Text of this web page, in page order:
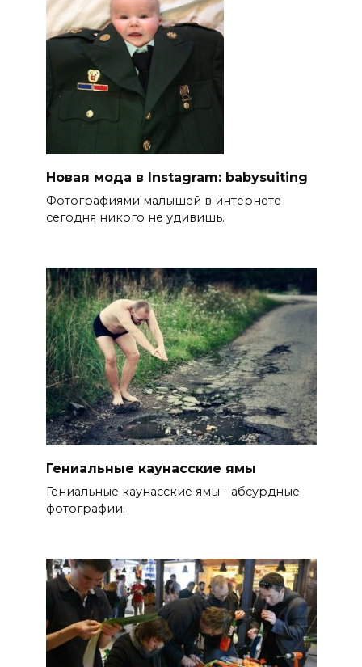
Новая мода в Instagram: babysuiting
Фотографиями малышей в интернете
сегодня никого не удивишь.
Гениальные каунасские ямы
Гениальные каунасские ямы - абсурдные
фотографии.